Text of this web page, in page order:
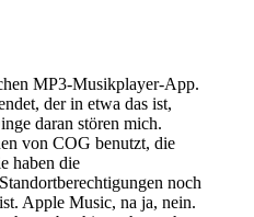
MP3-Musikplayer-App.
der in etwa das ist,
daran stören mich.
von COG benutzt, die
haben die
noch
Apple Music, na ja, nein.